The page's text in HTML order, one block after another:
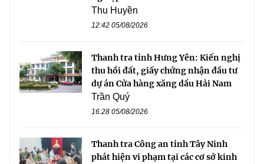
Thu Huyền
12:42 05/08/2026
Thanh tra tỉnh Hưng Yên: Kiến nghị
thu hồi đất, giấy chứng nhận đầu tư
dự án Cửa hàng xăng dầu Hải Nam
Trần Quý
16:28 05/08/2026
Thanh tra Công an tỉnh Tây Ninh
phát hiện vi phạm tại các cơ sở kinh